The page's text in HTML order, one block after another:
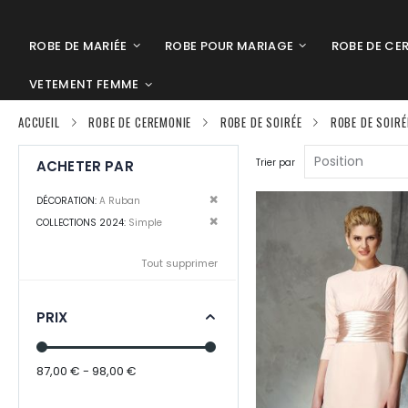
ROBE DE MARIÉE ROBE POUR MARIAGE ROBE DE
VETEMENT FEMME
ACCUEIL ROBE DE CEREMONIE ROBE DE SOIRÉE ROBE DE
Trier par
ACHETER PAR
DÉCORATION A Ruban
Supprimer cet Élément
COLLECTIONS 2024 Simple Supprimer cet Élément
Tout supprimer
PRIX
87,00 € - 98,00 €